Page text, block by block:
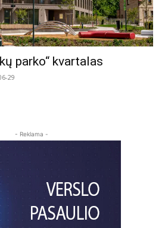
parko“ kvartalas
29
- Reklama -